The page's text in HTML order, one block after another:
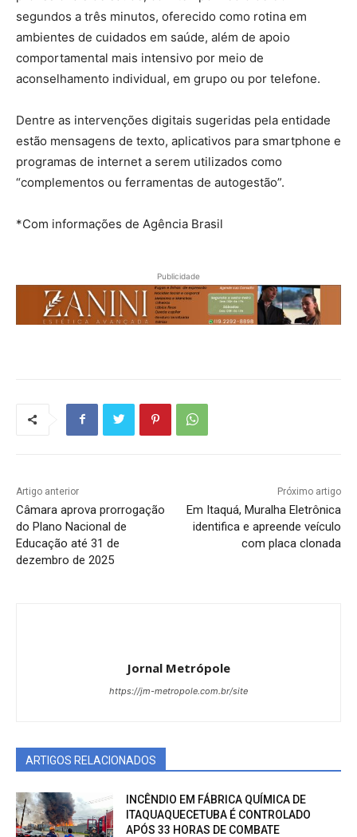
segundos a três minutos, oferecido como rotina em
ambientes de cuidados em saúde, além de apoio
comportamental mais intensivo por meio de
aconselhamento individual, em grupo ou por telefone.
Dentre as intervenções digitais sugeridas pela entidade
estão mensagens de texto, aplicativos para smartphone e
programas de internet a serem utilizados como
“complementos ou ferramentas de autogestão”.
*Com informações de Agência Brasil
Publicidade
Artigo anterior
Câmara aprova prorrogação
do Plano Nacional de
Educação até 31 de
dezembro de 2025
Próximo artigo
Em Itaquá, Muralha Eletrônica
identifica e apreende veículo
com placa clonada
Jornal Metrópole
https://jm-metropole.com.br/site
ARTIGOS RELACIONADOS
INCÊNDIO EM FÁBRICA QUÍMICA DE
ITAQUAQUECETUBA É CONTROLADO
APÓS 33 HORAS DE COMBATE